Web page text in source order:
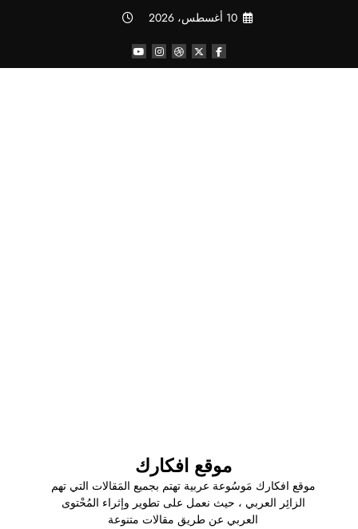
10 أغسطس، 2026
موقع افكارك
موقع افكارك مَوسُوعة عربية تهتم بجميع المَقالات التي تهم
الزائِر العربي ، حيث نعمل على تطوير وإثراء المُحْتوى
العربي عن طريق مقالات متنوعة